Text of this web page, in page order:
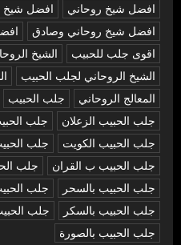
افضل شيخ روحاني
افضل شيخ
افضل شيخ روحاني وصادق
اقوى جلب للحبيب
الشيخ
الشيخ الروحاني لجلب الحبيب
المعالج الروحاني
جلب الحبيب
جلب الحبيب الزعلان
جلب
جلب الحبيب الكويت
جلب
جلب الحبيب ب القران
جلب
جلب الحبيب بالسحر
جلب
جلب الحبيب بالسكر
جلب
جلب الحبيب بالصورة